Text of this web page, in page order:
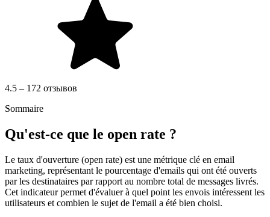
4.5 – 172 отзывов
Sommaire
Qu'est-ce que le open rate ?
Le taux d'ouverture (open rate) est une métrique clé en email
marketing, représentant le pourcentage d'emails qui ont été ouverts
par les destinataires par rapport au nombre total de messages livrés.
Cet indicateur permet d'évaluer à quel point les envois intéressent les
utilisateurs et combien le sujet de l'email a été bien choisi.